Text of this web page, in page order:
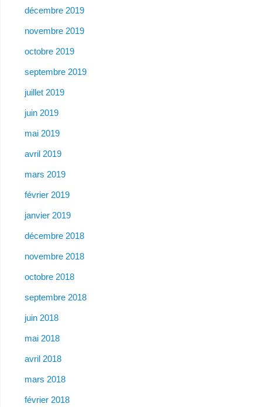
décembre 2019
novembre 2019
octobre 2019
septembre 2019
juillet 2019
juin 2019
mai 2019
avril 2019
mars 2019
février 2019
janvier 2019
décembre 2018
novembre 2018
octobre 2018
septembre 2018
juin 2018
mai 2018
avril 2018
mars 2018
février 2018